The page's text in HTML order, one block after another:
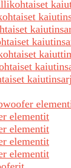
elementit
elementit
elementit
elementit